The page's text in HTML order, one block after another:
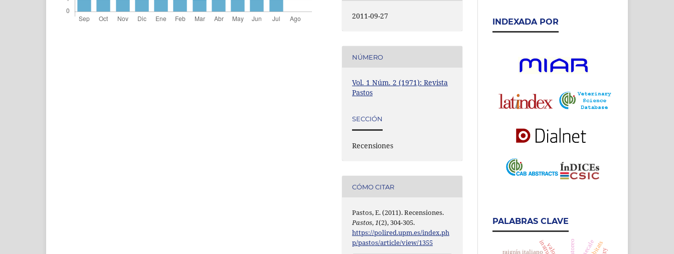
2011-09-27
NÚMERO
Vol. 1 Núm. 2 (1971): Revista
Pastos
SECCIÓN
Recensiones
CÓMO CITAR
Pastos, E. (2011). Recensiones.
Pastos,1(2), 304-305.
https://polired.upm.es/index.ph
p/pastos/article/view/1355
INDEXADA POR
PALABRAS CLAVE
raigrás italiano